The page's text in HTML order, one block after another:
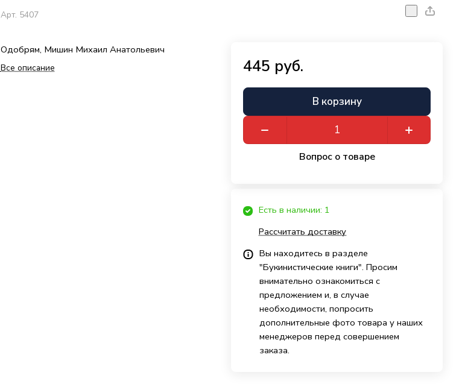
Арт. 5407
Одобрям, Мишин Михаил Анатольевич
Все описание 445 руб.
В корзину
Вопрос о товаре
Есть в наличии: 1
Рассчитать доставку
Вы находитесь в разделе
"Букинистические книги". Просим
внимательно ознакомиться с
предложением и, в случае
необходимости, попросить
дополнительные фото товара у наших
менеджеров перед совершением
заказа.